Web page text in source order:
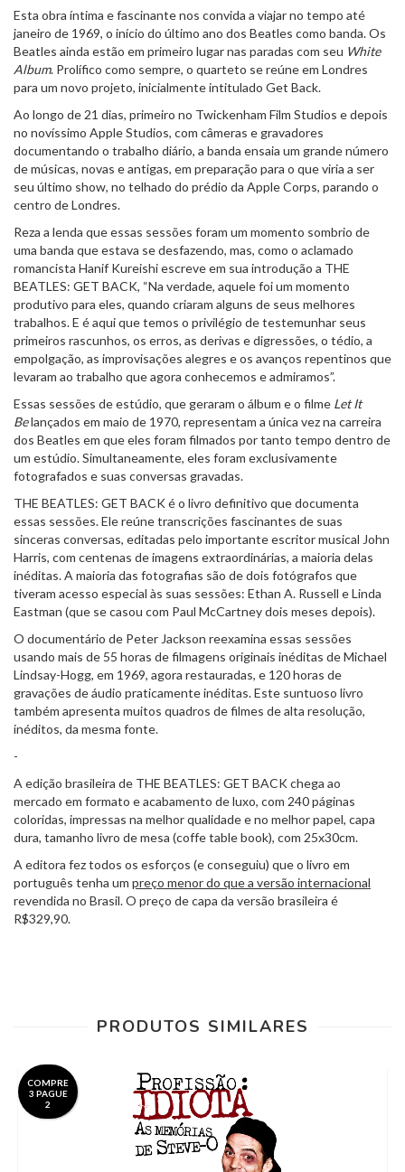
Esta obra íntima e fascinante nos convida a viajar no tempo até
janeiro de 1969, o início do último ano dos Beatles como banda. Os
Beatles ainda estão em primeiro lugar nas paradas com seu White
Album. Prolífico como sempre, o quarteto se reúne em Londres
para um novo projeto, inicialmente intitulado Get Back.
Ao longo de 21 dias, primeiro no Twickenham Film Studios e depois
no novíssimo Apple Studios, com câmeras e gravadores
documentando o trabalho diário, a banda ensaia um grande número
de músicas, novas e antigas, em preparação para o que viria a ser
seu último show, no telhado do prédio da Apple Corps, parando o
centro de Londres.
Reza a lenda que essas sessões foram um momento sombrio de
uma banda que estava se desfazendo, mas, como o aclamado
romancista Hanif Kureishi escreve em sua introdução a THE
BEATLES: GET BACK, “Na verdade, aquele foi um momento
produtivo para eles, quando criaram alguns de seus melhores
trabalhos. E é aqui que temos o privilégio de testemunhar seus
primeiros rascunhos, os erros, as derivas e digressões, o tédio, a
empolgação, as improvisações alegres e os avanços repentinos que
levaram ao trabalho que agora conhecemos e admiramos”.
Essas sessões de estúdio, que geraram o álbum e o filme Let It
Belançados em maio de 1970, representam a única vez na carreira
dos Beatles em que eles foram filmados por tanto tempo dentro de
um estúdio. Simultaneamente, eles foram exclusivamente
fotografados e suas conversas gravadas.
THE BEATLES: GET BACK é o livro definitivo que documenta
essas sessões. Ele reúne transcrições fascinantes de suas
sinceras conversas, editadas pelo importante escritor musical John
Harris, com centenas de imagens extraordinárias, a maioria delas
inéditas. A maioria das fotografias são de dois fotógrafos que
tiveram acesso especial às suas sessões: Ethan A. Russell e Linda
Eastman (que se casou com Paul McCartney dois meses depois).
O documentário de Peter Jackson reexamina essas sessões
usando mais de 55 horas de filmagens originais inéditas de Michael
Lindsay-Hogg, em 1969, agora restauradas, e 120 horas de
gravações de áudio praticamente inéditas. Este suntuoso livro
também apresenta muitos quadros de filmes de alta resolução,
inéditos, da mesma fonte.
-
A edição brasileira de THE BEATLES: GET BACK chega ao
mercado em formato e acabamento de luxo, com 240 páginas
coloridas, impressas na melhor qualidade e no melhor papel, capa
dura, tamanho livro de mesa (coffe table book), com 25x30cm.
A editora fez todos os esforços (e conseguiu) que o livro em
português tenha um preço menor do que a versão internacional
revendida no Brasil. O preço de capa da versão brasileira é
R$329,90.
PRODUTOS SIMILARES
COMPRE
3 PAGUE
2